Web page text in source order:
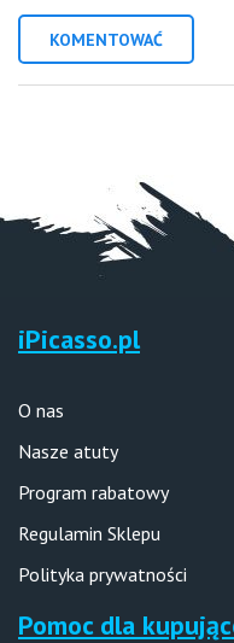
KOMENTOWAĆ
iPicasso.pl
O nas
Nasze atuty
Program rabatowy
Regulamin Sklepu
Polityka prywatności
Pomoc dla